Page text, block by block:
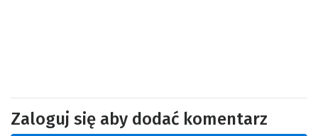
Zaloguj się aby dodać komentarz